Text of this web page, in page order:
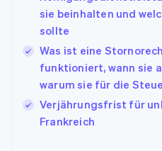
sie beinhalten und
sollte
Was ist eine
funktioniert, wann sie
warum sie für die
Verjährungsfrist für
Frankreich
Kanada
EnglishFrançais
Kroatien
EnglishItaliano
Lettland
Liechtenstein
DeutschEnglish
Litauen